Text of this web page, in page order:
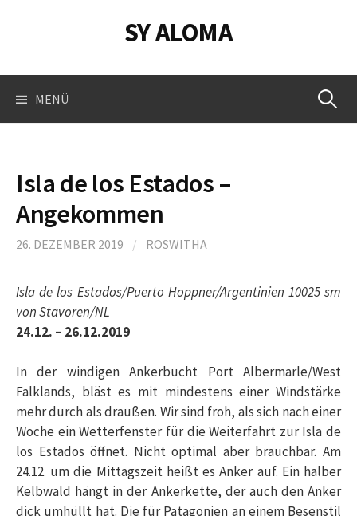
SY ALOMA
MENÜ Suchen
Isla de los Estados –
Angekommen
26. DEZEMBER 2019 / ROSWITHA
Isla de los Estados/Puerto Hoppner/Argentinien 10025 sm
von Stavoren/NL
24.12. – 26.12.2019
In der windigen Ankerbucht Port Albermarle/West
Falklands, bläst es mit mindestens einer Windstärke
mehr durch als draußen. Wir sind froh, als sich nach einer
Woche ein Wetterfenster für die Weiterfahrt zur Isla de
los Estados öffnet. Nicht optimal aber brauchbar. Am
24.12. um die Mittagszeit heißt es Anker auf. Ein halber
Kelbwald hängt in der Ankerkette, der auch den Anker
dick umhüllt hat. Die für Patagonien an einem Besenstil